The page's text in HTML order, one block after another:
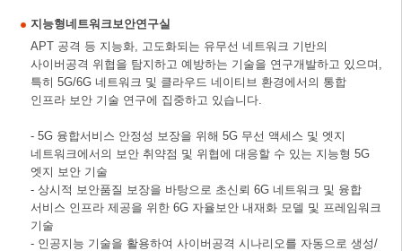
지능형네트워크보안연구실
APT 공격 등 지능화, 고도화되는 유무선 네트워크 기반의
사이버공격 위협을 탐지하고 예방하는 기술을 연구개발하고 있으며,
특히 5G/6G 네트워크 및 클라우드 네이티브 환경에서의 통합
인프라 보안 기술 연구에 집중하고 있습니다.
- 5G 융합서비스 안정성 보장을 위해 5G 무선 액세스 및 엣지
네트워크에서의 보안 취약점 및 위협에 대응할 수 있는 지능형 5G
엣지 보안 기술
- 상시적 보안품질 보장을 바탕으로 초신뢰 6G 네트워크 및 융합
서비스 인프라 제공을 위한 6G 자율보안 내재화 모델 및 프레임워크
기술
- 인공지능 기술을 활용하여 사이버공격 시나리오를 자동으로 생성/